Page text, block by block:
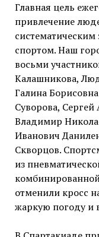
Главная цель
привлечение
спортом. Наш
восьми
Калашникова,
Галина
Суворова,
Владимир
Иванович
Скворцов.
из
отменили кросс
жаркую погоду и